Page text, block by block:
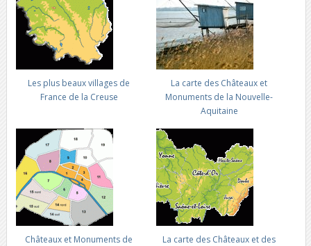
Les plus beaux villages de
France de la Creuse
La carte des Châteaux et
Monuments de la Nouvelle-
Aquitaine
Châteaux et Monuments de
La carte des Châteaux et des